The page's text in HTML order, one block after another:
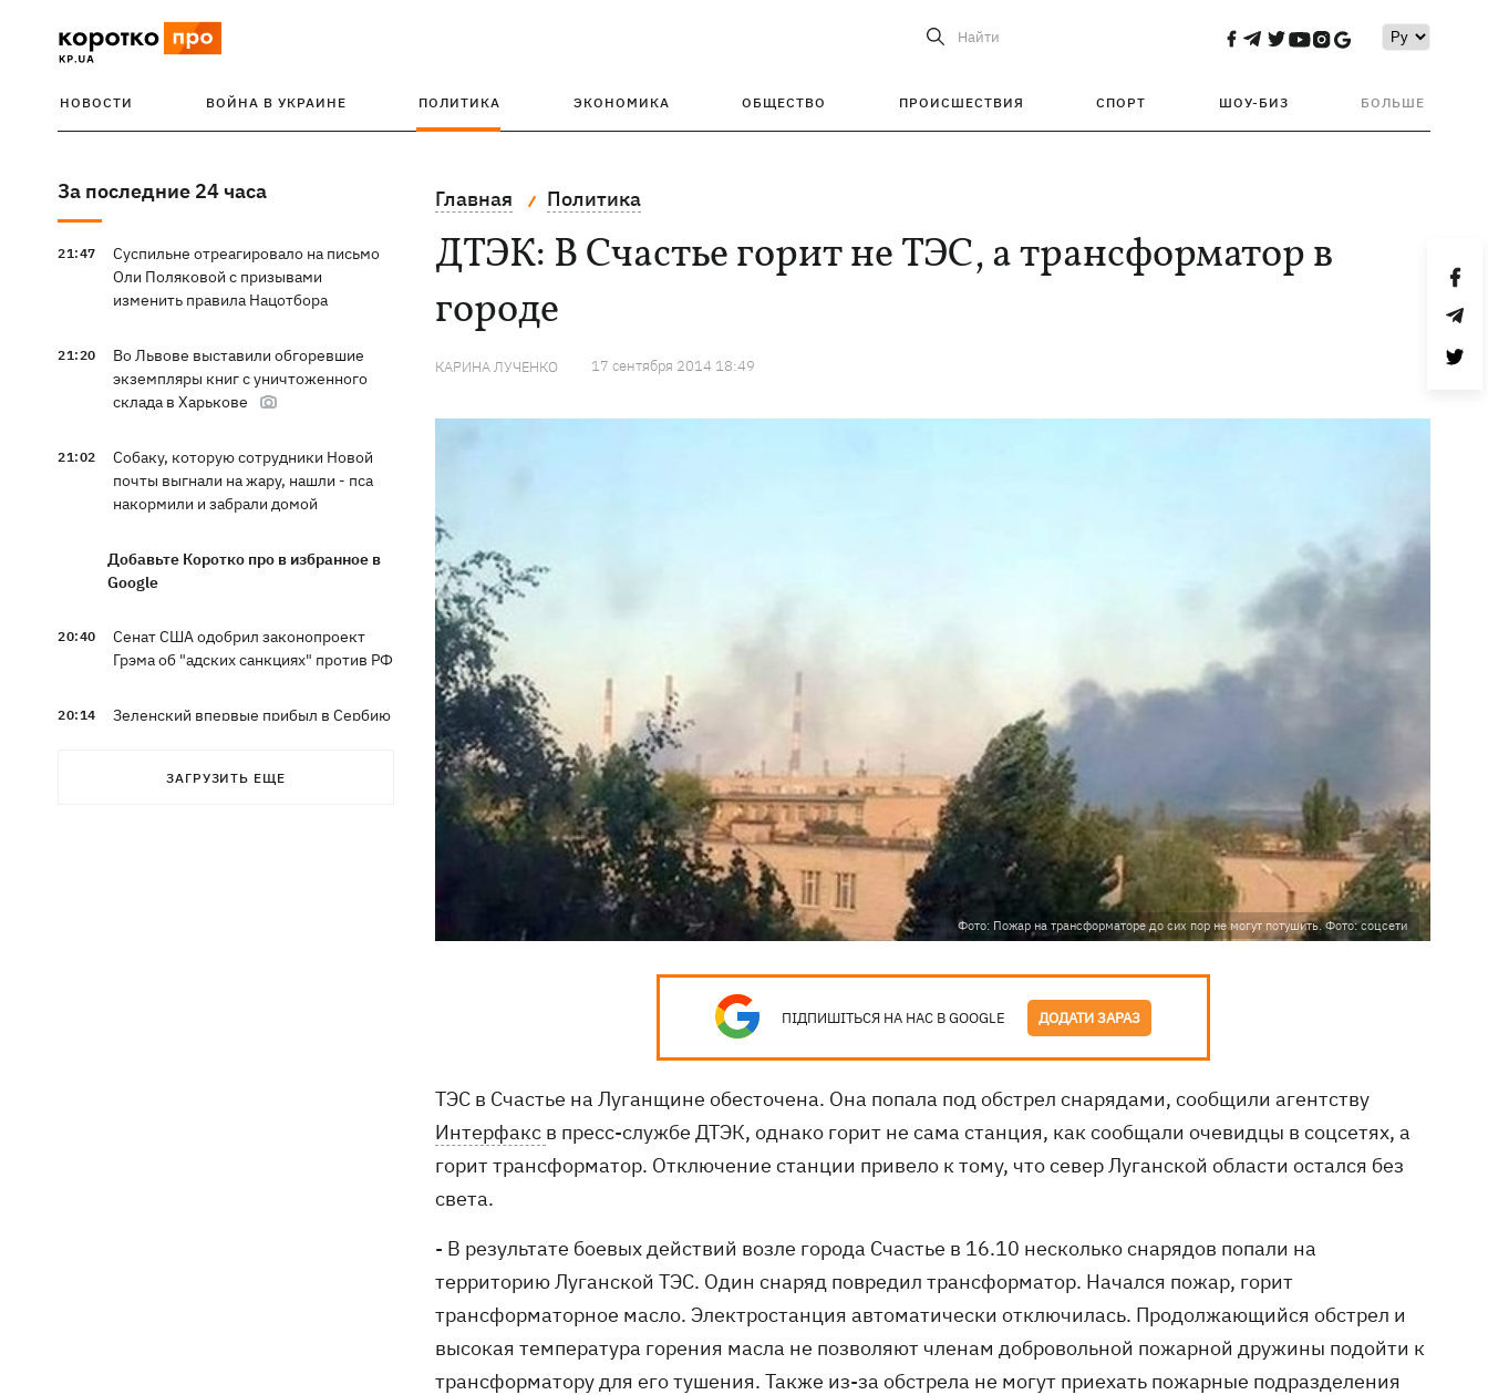
Найти
НОВОСТИ ВОЙНА В УКРАИНЕ ПОЛИТИКА ЭКОНОМИКА ОБЩЕСТВО ПРОИСШЕСТВИЯ СПОРТ ШОУ-БИЗ БОЛЬШЕ
За последние 24 часа
21:47
Суспильне отреагировало на письмо
Оли Поляковой с призывами
изменить правила Нацотбора
21:20
Во Львове выставили обгоревшие
экземпляры книг с уничтоженного
склада в Харькове
21:02
Собаку, которую сотрудники Новой
почты выгнали на жару, нашли - пса
накормили и забрали домой
Добавьте Коротко про в избранное в
Google
20:40
Сенат США одобрил законопроект
Грэма об "адских санкциях" против РФ
20:14
Зеленский впервые прибыл в Сербию
ЗАГРУЗИТЬ ЕЩЕ
Главная Политика
ДТЭК: В Счастье горит не ТЭС, а трансформатор в
городе
КАРИНА ЛУЧЕНКО 17 сентября 2014 18:49
Фото: Пожар на трансформаторе до сих пор не могут потушить. Фото: соцсети
ПІДПИШІТЬСЯ НА НАС В GOOGLE ДОДАТИ ЗАРАЗ
ТЭС в Счастье на Луганщине обесточена. Она попала под обстрел снарядами, сообщили агентству
Интерфакс в пресс-службе ДТЭК, однако горит не сама станция, как сообщали очевидцы в соцсетях, а
горит трансформатор. Отключение станции привело к тому, что север Луганской области остался без
света.
- В результате боевых действий возле города Счастье в 16.10 несколько снарядов попали на
территорию Луганской ТЭС. Один снаряд повредил трансформатор. Начался пожар, горит
трансформаторное масло. Электростанция автоматически отключилась. Продолжающийся обстрел и
высокая температура горения масла не позволяют членам добровольной пожарной дружины подойти к
трансформатору для его тушения. Также из-за обстрела не могут приехать пожарные подразделения